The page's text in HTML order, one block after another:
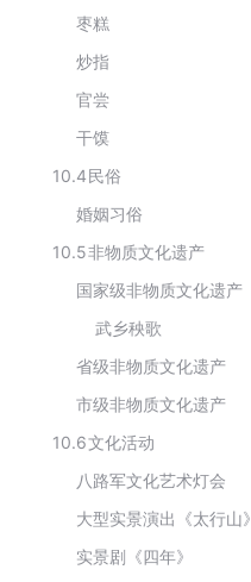
枣糕
炒指
官尝
干馍
10.4民俗
婚姻习俗
10.5非物质文化遗产
国家级非物质文化遗产
武乡秧歌
省级非物质文化遗产
市级非物质文化遗产
10.6文化活动
八路军文化艺术灯会
大型实景演出《太行山》
实景剧《四年》